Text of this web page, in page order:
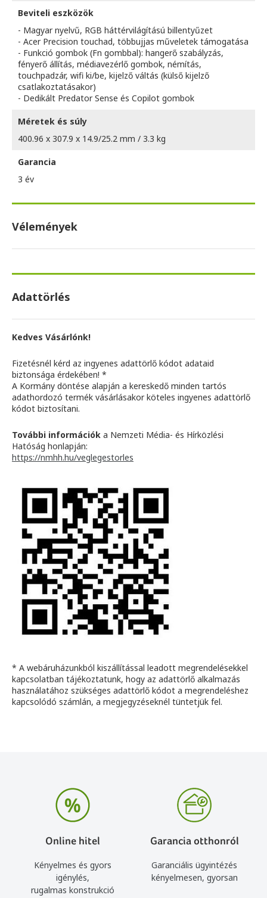
Beviteli eszközök
- Magyar nyelvű, RGB háttérvilágítású billentyűzet
- Acer Precision touchad, többujjas műveletek támogatása
- Funkció gombok (Fn gombbal): hangerő szabályzás,
fényerő állítás, médiavezérlő gombok, némítás,
touchpadzár, wifi ki/be, kijelző váltás (külső kijelző
csatlakoztatásakor)
- Dedikált Predator Sense és Copilot gombok
Méretek és súly
400.96 x 307.9 x 14.9/25.2 mm / 3.3 kg
Garancia
3 év
Vélemények
Adattörlés
Kedves Vásárlónk!
Fizetésnél kérd az ingyenes adattörlő kódot adataid
biztonsága érdekében! *
A Kormány döntése alapján a kereskedő minden tartós
adathordozó termék vásárlásakor köteles ingyenes adattörlő
kódot biztosítani.
További információk a Nemzeti Média- és Hírközlési
Hatóság honlapján:
https://nmhh.hu/veglegestorles
* A webáruházunkból kiszállítással leadott megrendelésekkel
kapcsolatban tájékoztatunk, hogy az adattörlő alkalmazás
használatához szükséges adattörlő kódot a megrendeléshez
kapcsolódó számlán, a megjegyzéseknél tüntetjük fel.
Online hitel
Kényelmes és gyors
igénylés,
rugalmas konstrukció
Garancia otthonról
Garanciális ügyintézés
kényelmesen, gyorsan